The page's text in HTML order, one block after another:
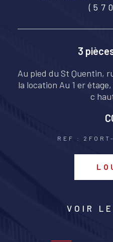
3
Au pied du St Quentin,
la location Au 1 er
c
REF :
VOIR